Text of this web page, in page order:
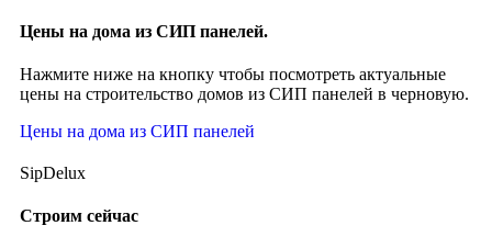
Цены на дома из СИП панелей.
Нажмите ниже на кнопку чтобы посмотреть актуальные
цены на строительство домов из СИП панелей в черновую.
Цены на дома из СИП панелей
SipDelux
Строим сейчас